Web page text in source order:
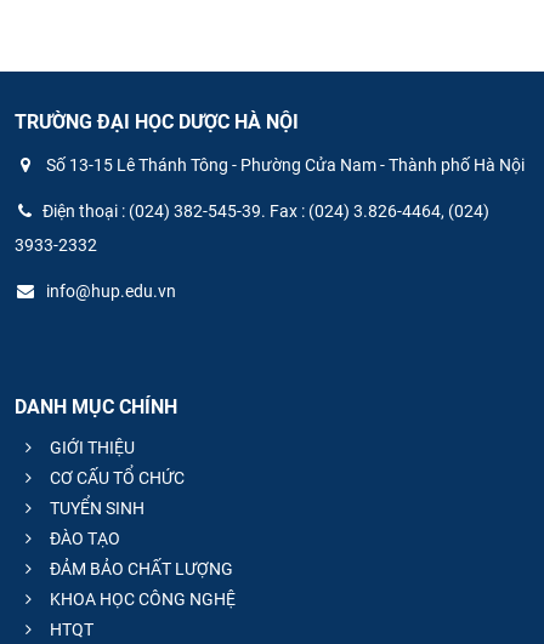
TRƯỜNG ĐẠI HỌC DƯỢC HÀ NỘI
Số 13-15 Lê Thánh Tông - Phường Cửa Nam - Thành phố Hà Nội
Điện thoại : (024) 382-545-39. Fax : (024) 3.826-4464, (024)
3933-2332
info@hup.edu.vn
DANH MỤC CHÍNH
GIỚI THIỆU
CƠ CẤU TỔ CHỨC
TUYỂN SINH
ĐÀO TẠO
ĐẢM BẢO CHẤT LƯỢNG
KHOA HỌC CÔNG NGHỆ
HTQT